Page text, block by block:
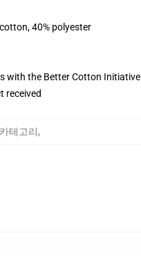
40% polyester
with the Better Cotton Initiative
received
테고리,